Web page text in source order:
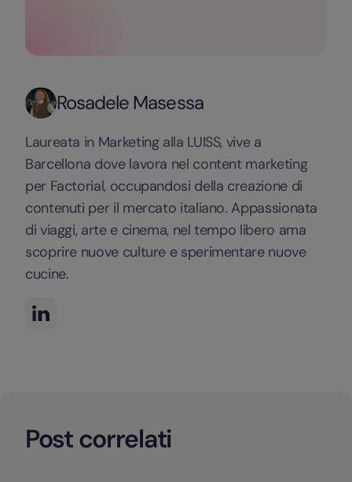
Rosadele Masessa
Laureata in Marketing alla LUISS, vive a
Barcellona dove lavora nel content marketing
per Factorial, occupandosi della creazione di
contenuti per il mercato italiano. Appassionata
di viaggi, arte e cinema, nel tempo libero ama
scoprire nuove culture e sperimentare nuove
cucine.
Post correlati